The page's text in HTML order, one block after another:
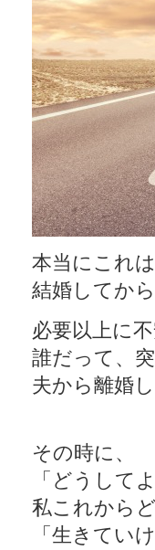
本当にこれ
結婚してか
必要以上に
誰だって、突
夫から離婚
その時に、
「どうしてよ
私これから
「生きてい